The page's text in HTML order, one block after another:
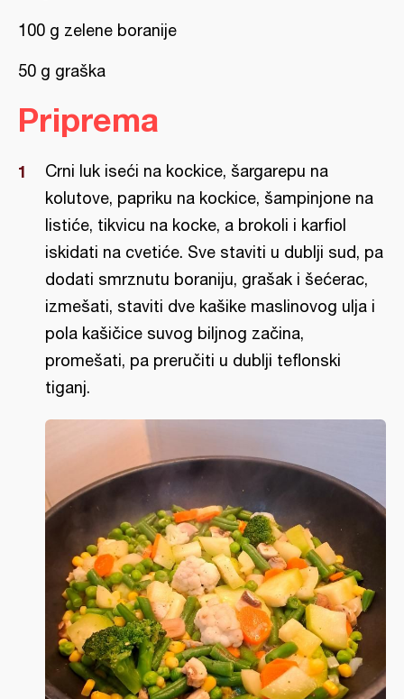
100 g zelene boranije
50 g graška
Priprema
Crni luk iseći na kockice, šargarepu na
kolutove, papriku na kockice, šampinjone na
listiće, tikvicu na kocke, a brokoli i karfiol
iskidati na cvetiće. Sve staviti u dublji sud, pa
dodati smrznutu boraniju, grašak i šećerac,
izmešati, staviti dve kašike maslinovog ulja i
pola kašičice suvog biljnog začina,
promešati, pa preručiti u dublji teflonski
tiganj.